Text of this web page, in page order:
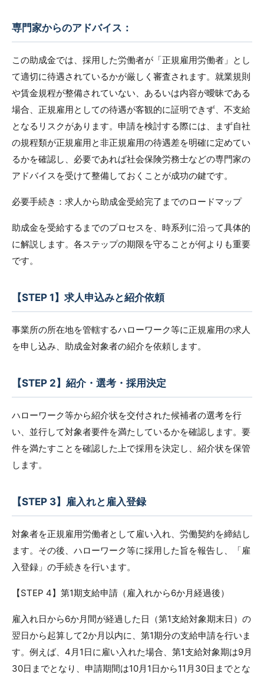
専門家からのアドバイス：
この助成金では、採用した労働者が「正規雇用労働者」とし
て適切に待遇されているかが厳しく審査されます。就業規則
や賃金規程が整備されていない、あるいは内容が曖昧である
場合、正規雇用としての待遇が客観的に証明できず、不支給
となるリスクがあります。申請を検討する際には、まず自社
の規程類が正規雇用と非正規雇用の待遇差を明確に定めてい
るかを確認し、必要であれば社会保険労務士などの専門家の
アドバイスを受けて整備しておくことが成功の鍵です。
必要手続き：求人から助成金受給完了までのロードマップ
助成金を受給するまでのプロセスを、時系列に沿って具体的
に解説します。各ステップの期限を守ることが何よりも重要
です。
【STEP 1】求人申込みと紹介依頼
事業所の所在地を管轄するハローワーク等に正規雇用の求人
を申し込み、助成金対象者の紹介を依頼します。
【STEP 2】紹介・選考・採用決定
ハローワーク等から紹介状を交付された候補者の選考を行
い、並行して対象者要件を満たしているかを確認します。要
件を満たすことを確認した上で採用を決定し、紹介状を保管
します。
【STEP 3】雇入れと雇入登録
対象者を正規雇用労働者として雇い入れ、労働契約を締結し
ます。その後、ハローワーク等に採用した旨を報告し、「雇
入登録」の手続きを行います。
【STEP 4】第1期支給申請（雇入れから6か月経過後）
雇入れ日から6か月間が経過した日（第1支給対象期末日）の
翌日から起算して2か月以内に、第1期分の支給申請を行いま
す。例えば、4月1日に雇い入れた場合、第1支給対象期は9月
30日までとなり、申請期間は10月1日から11月30日までとな